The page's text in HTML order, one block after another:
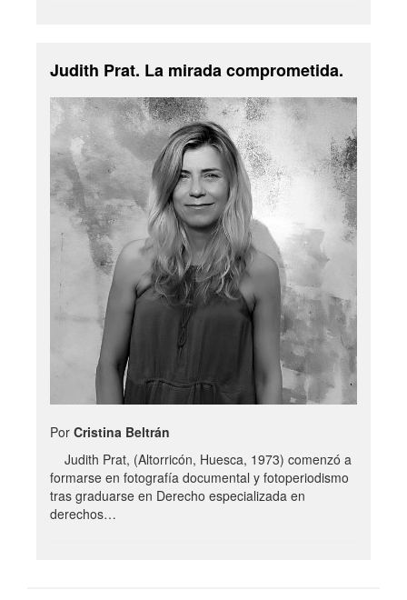
Judith Prat. La mirada comprometida.
Por Cristina Beltrán
Judith Prat, (Altorricón, Huesca, 1973) comenzó a
formarse en fotografía documental y fotoperiodismo
tras graduarse en Derecho especializada en
derechos…